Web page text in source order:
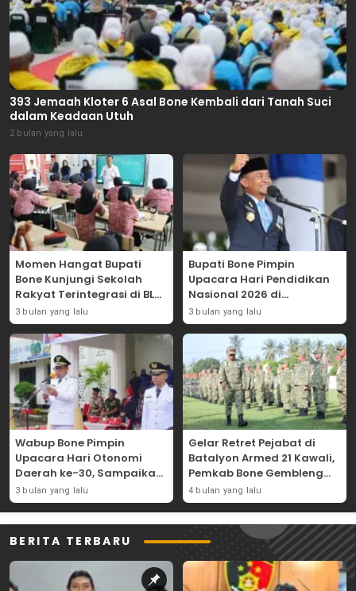
393 Jemaah Kloter 6 Asal Bone Kembali dari Tanah Suci
dalam Keadaan Utuh
2 bulan yang lalu
Momen Hangat Bupati
Bone Kunjungi Sekolah
Rakyat Terintegrasi di BLK
Bajoe
3 bulan yang lalu
Bupati Bone Pimpin
Upacara Hari Pendidikan
Nasional 2026 di
Lapangan Merdeka
3 bulan yang lalu
Wabup Bone Pimpin
Upacara Hari Otonomi
Daerah ke-30, Sampaikan
Amanat Mendagri
Wujudkan Asta Cita
3 bulan yang lalu
Gelar Retret Pejabat di
Batalyon Armed 21 Kawali,
Pemkab Bone Gembleng
Kedisiplinan Camat dan
Pimpinan OPD
4 bulan yang lalu
BERITA TERBARU